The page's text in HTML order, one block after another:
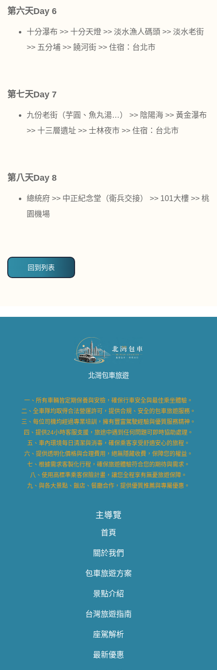
第六天Day 6
十分瀑布 >> 十分天燈 >> 淡水漁人碼頭 >> 淡水老街
>> 五分埔 >> 饒河街 >> 住宿：台北市
第七天Day 7
九份老街（芋圓、魚丸湯…） >> 陰陽海 >> 黃金瀑布
>> 十三層遺址 >> 士林夜市 >> 住宿：台北市
第八天Day 8
總統府 >> 中正紀念堂（衛兵交接） >> 101大樓 >> 桃
園機場
回到列表
北灣包車旅遊
一、所有車輛皆定期保養與安檢，確保行車安全與最佳乘坐體驗。
二、全車隊均取得合法營運許可，提供合規、安全的包車旅遊服務。
三、每位司機均經過專業培訓，擁有豐富駕駛經驗與優質服務精神。
四、提供24小時客服支援，旅途中遇到任何問題可即時協助處理。
五、車內環境每日清潔與消毒，確保乘客享受舒適安心的旅程。
六、提供透明化價格與合理費用，絕無隱藏收費，保障您的權益。
七、根據需求客製化行程，確保旅遊體驗符合您的期待與需求。
八、使用高標準乘客保險計畫，讓您全程享有無憂旅遊保障。
九、與各大景點、飯店、餐廳合作，提供優質推薦與專屬優惠。
主導覽
首頁
關於我們
包車旅遊方案
景點介紹
台灣旅遊指南
座駕解析
最新優惠